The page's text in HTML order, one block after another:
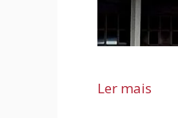
Ler mais